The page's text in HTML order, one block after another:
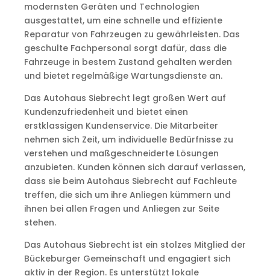
modernsten Geräten und Technologien
ausgestattet, um eine schnelle und effiziente
Reparatur von Fahrzeugen zu gewährleisten. Das
geschulte Fachpersonal sorgt dafür, dass die
Fahrzeuge in bestem Zustand gehalten werden
und bietet regelmäßige Wartungsdienste an.
Das Autohaus Siebrecht legt großen Wert auf
Kundenzufriedenheit und bietet einen
erstklassigen Kundenservice. Die Mitarbeiter
nehmen sich Zeit, um individuelle Bedürfnisse zu
verstehen und maßgeschneiderte Lösungen
anzubieten. Kunden können sich darauf verlassen,
dass sie beim Autohaus Siebrecht auf Fachleute
treffen, die sich um ihre Anliegen kümmern und
ihnen bei allen Fragen und Anliegen zur Seite
stehen.
Das Autohaus Siebrecht ist ein stolzes Mitglied der
Bückeburger Gemeinschaft und engagiert sich
aktiv in der Region. Es unterstützt lokale